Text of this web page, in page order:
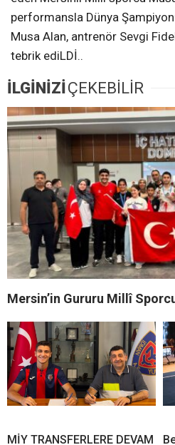
performansla Dünya
Musa Alan, antrenör Sevgi
tebrik ediLDİ..
İLGİNİZİ ÇEKEBİLİR
Mersin’in Gururu Millî
MİY TRANSFERLERE DEVAM